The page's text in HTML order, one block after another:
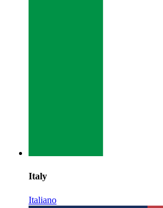
Italy
Italiano